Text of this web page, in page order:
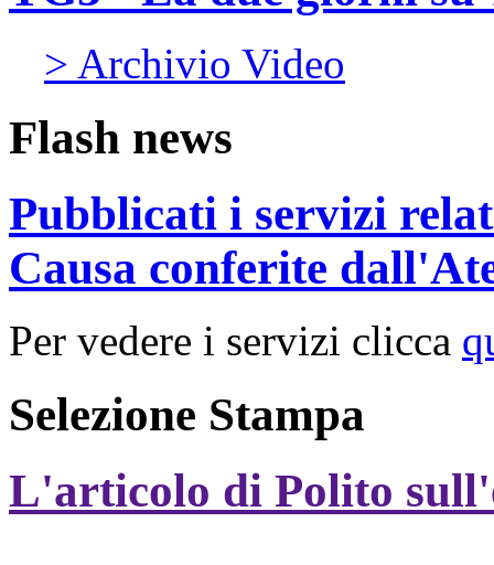
> Archivio Video
Flash news
Pubblicati i servizi
Causa conferite
Per vedere i servizi clicca
Selezione Stampa
L'articolo di Polito